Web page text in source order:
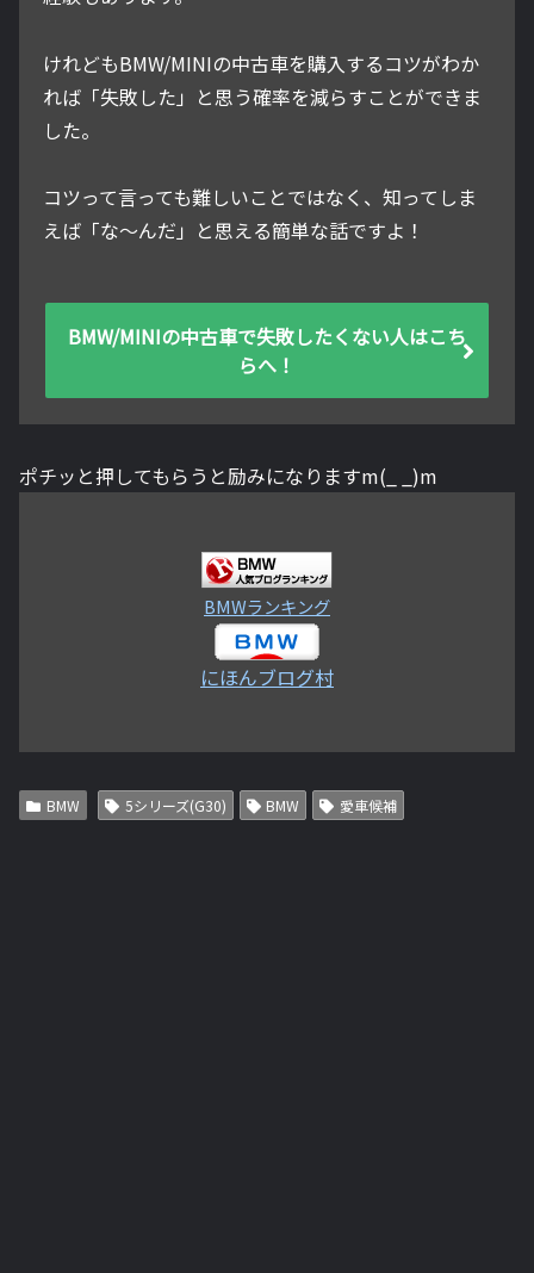
けれどもBMW/MINIの中古車を購入するコツがわか
れば「失敗した」と思う確率を減らすことができま
した。
コツって言っても難しいことではなく、知ってしま
えば「な～んだ」と思える簡単な話ですよ！
BMW/MINIの中古車で失敗したくない人はこち
らへ！
ポチッと押してもらうと励みになりますm(_ _)m
BMWランキング
にほんブログ村
BMW 5シリーズ(G30) BMW 愛車候補